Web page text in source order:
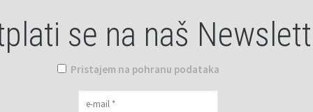
se na naš
Pristajem na pohranu podataka